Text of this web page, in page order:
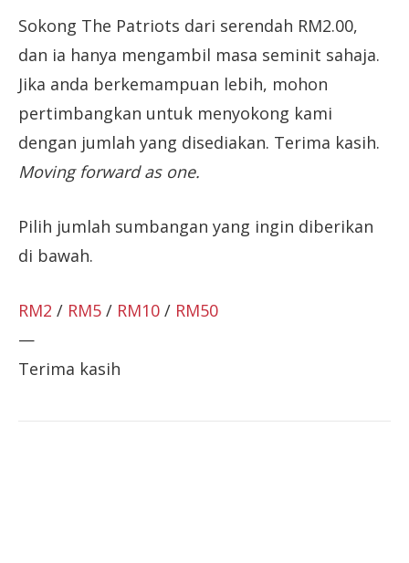
Sokong The Patriots dari serendah RM2.00,
dan ia hanya mengambil masa seminit sahaja.
Jika anda berkemampuan lebih, mohon
pertimbangkan untuk menyokong kami
dengan jumlah yang disediakan. Terima kasih.
Moving forward as one.
Pilih jumlah sumbangan yang ingin diberikan
di bawah.
RM2 / RM5 / RM10 / RM50
—
Terima kasih